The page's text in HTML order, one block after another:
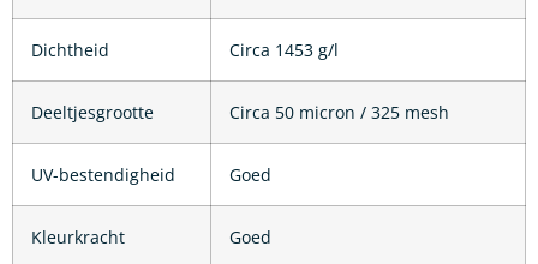
Dichtheid Circa 1453 g/l
Deeltjesgrootte Circa 50 micron / 325 mesh
UV-bestendigheid Goed
Kleurkracht Goed